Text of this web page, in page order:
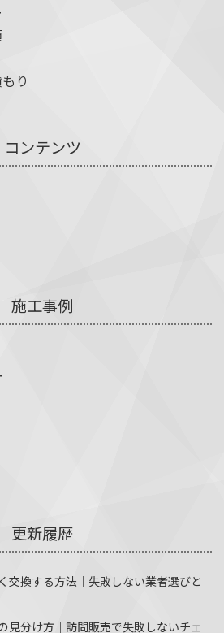
り
コンテンツ
施工事例
更新履歴
交換する方法｜失敗しない業者選びと
見分け方｜訪問販売で失敗しないチェ